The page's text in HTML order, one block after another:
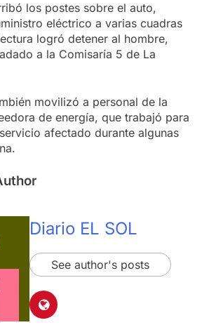
los postes sobre el auto,
eléctrico a varias cuadras
logró detener al hombre,
a la Comisaría 5 de La
movilizó a personal de la
de energía, que trabajó para
afectado durante algunas
Diario EL SOL
See author's posts